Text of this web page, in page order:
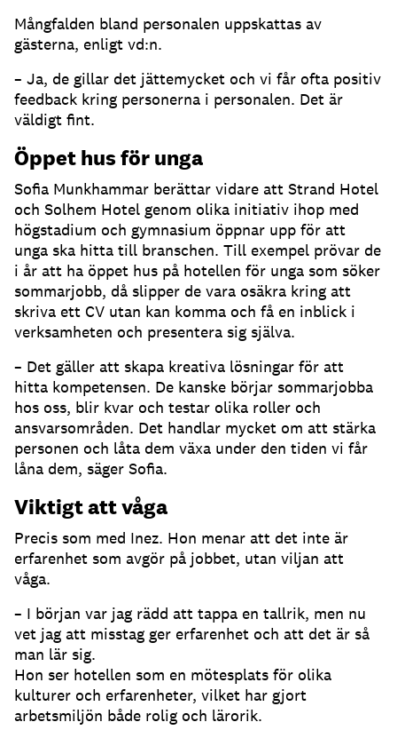
Mångfalden bland personalen uppskattas av
gästerna, enligt vd:n.
– Ja, de gillar det jättemycket och vi får ofta positiv
feedback kring personerna i personalen. Det är
väldigt fint.
Öppet hus för unga
Sofia Munkhammar berättar vidare att Strand Hotel
och Solhem Hotel genom olika initiativ ihop med
högstadium och gymnasium öppnar upp för att
unga ska hitta till branschen. Till exempel prövar de
i år att ha öppet hus på hotellen för unga som söker
sommarjobb, då slipper de vara osäkra kring att
skriva ett CV utan kan komma och få en inblick i
verksamheten och presentera sig själva.
– Det gäller att skapa kreativa lösningar för att
hitta kompetensen. De kanske börjar sommarjobba
hos oss, blir kvar och testar olika roller och
ansvarsområden. Det handlar mycket om att stärka
personen och låta dem växa under den tiden vi får
låna dem, säger Sofia.
Viktigt att våga
Precis som med Inez. Hon menar att det inte är
erfarenhet som avgör på jobbet, utan viljan att
våga.
– I början var jag rädd att tappa en tallrik, men nu
vet jag att misstag ger erfarenhet och att det är så
man lär sig.
Hon ser hotellen som en mötesplats för olika
kulturer och erfarenheter, vilket har gjort
arbetsmiljön både rolig och lärorik.